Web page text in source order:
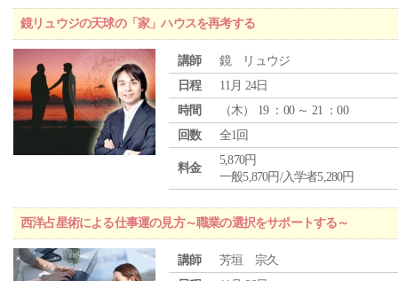
鏡リュウジの天球の「家」ハウスを再考する
講師
鏡 リュウジ
日程
11月 24日
時間
（木） 19 ：00 ～ 21 ：00
回数
全1回
料金
5,870円
一般5,870円/入学者5,280円
西洋占星術による仕事運の見方～職業の選択をサポートする～
講師
芳垣 宗久